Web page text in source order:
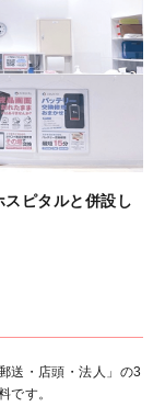
ピタルと併設し
送・店頭・法人」の3
です。